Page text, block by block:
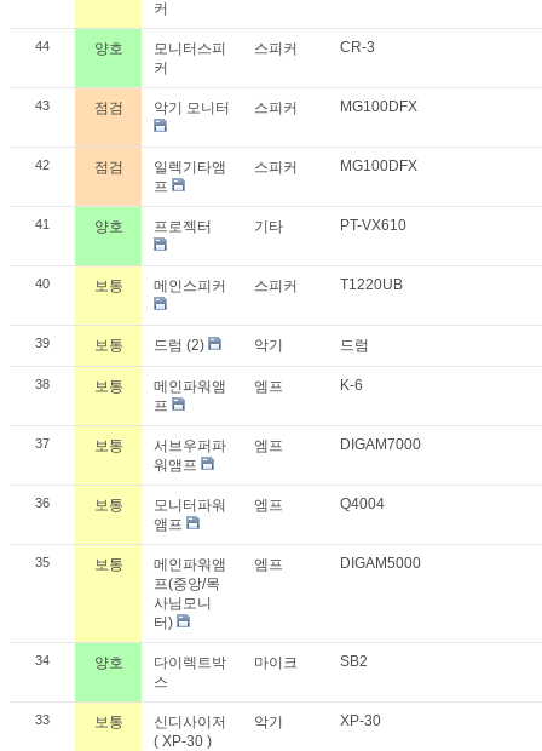
커
44 양호
모니터스피
커
스피커 CR-3
43 점검 악기 모니터 스피커 MG100DFX
42 점검
일렉기타앰
프
스피커 MG100DFX
41 양호 프로젝터 기타 PT-VX610
40 보통 메인스피커 스피커 T1220UB
39 보통 드럼 (2) 악기 드럼
38 보통
메인파워앰
프
엠프 K-6
37 보통
서브우퍼파
워앰프
엠프 DIGAM7000
36 보통
모니터파워
앰프
엠프 Q4004
35 보통
메인파워앰
프(중앙/목
사님모니
터)
엠프 DIGAM5000
34 양호
다이렉트박
스
마이크 SB2
33 보통
신디사이저
( XP-30 )
악기 XP-30